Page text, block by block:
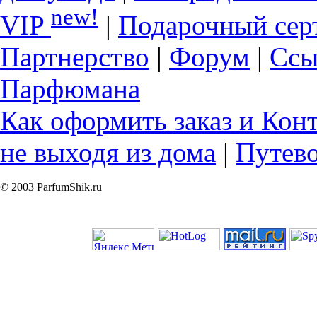
VIP new! | Подарочный
Партнерство | Форум |
Парфюмана
Как оформить заказ и
не выходя из дома |
© 2003 ParfumShik.ru